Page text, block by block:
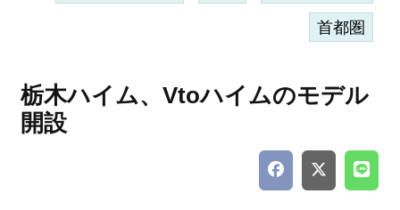
首都圏
栃木ハイム、Vtoハイムのモデル
開設